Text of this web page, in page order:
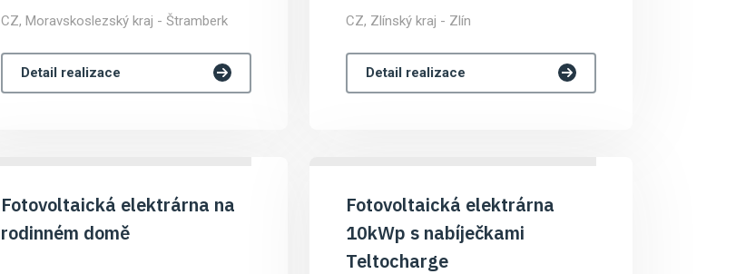
CZ, Moravskoslezský kraj - Štramberk
Detail realizace
CZ, Zlínský kraj - Zlín
Detail realizace
Fotovoltaická elektrárna na
rodinném domě
Fotovoltaická elektrárna
10kWp s nabíječkami
Teltocharge